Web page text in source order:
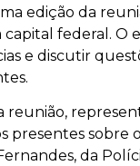
edição da
capital federal. O
e discutir
reunião,
presentes sobre
da